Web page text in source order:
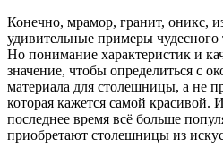
Конечно, мрамор, гранит, оникс,
удивительные примеры
Но понимание характеристик и
значение, чтобы определиться с
материала для столешницы, а не
которая кажется самой красивой.
последнее время всё больше
приобретают столешницы из